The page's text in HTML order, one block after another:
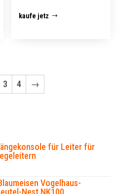
kaufe jetz
3 4 →
für Leiter für
Vogelhaus-